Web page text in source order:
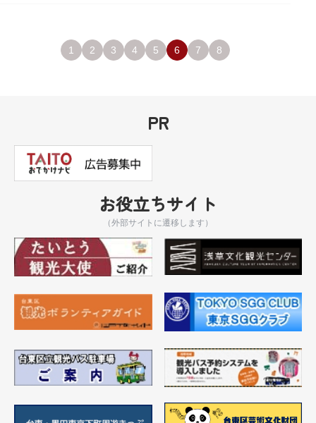
1 2 3 4 5 6 7 8
PR
お役立ちサイト
（外部サイトに遷移します）